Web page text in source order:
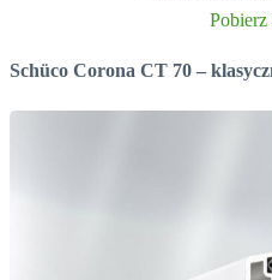
Pobierz
Schüco Corona CT 70 –